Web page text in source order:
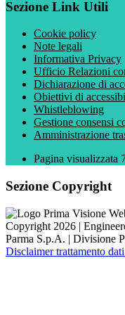
Sezione Link Utili
Cookie policy
Note legali
Informativa Privacy
Ufficio Relazioni
Dichiarazione di
Obiettivi di
Whistleblowing
Gestione consensi
Amministrazione
Pagina visualizzata
Sezione Copyright
Copyright 2026 |
Parma S.p.A. | Divisione
Disclaimer trattamento